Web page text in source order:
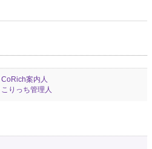
CoRich案内人
こりっち管理人